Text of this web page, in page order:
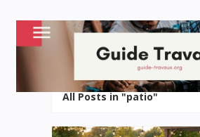
All Posts in "patio"